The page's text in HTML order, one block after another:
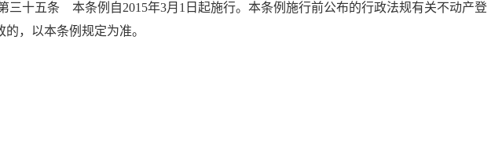
五条 本条例自2015年3月1日起施行。本条例施行前公布的行政法规有关不动产登
，以本条例规定为准。